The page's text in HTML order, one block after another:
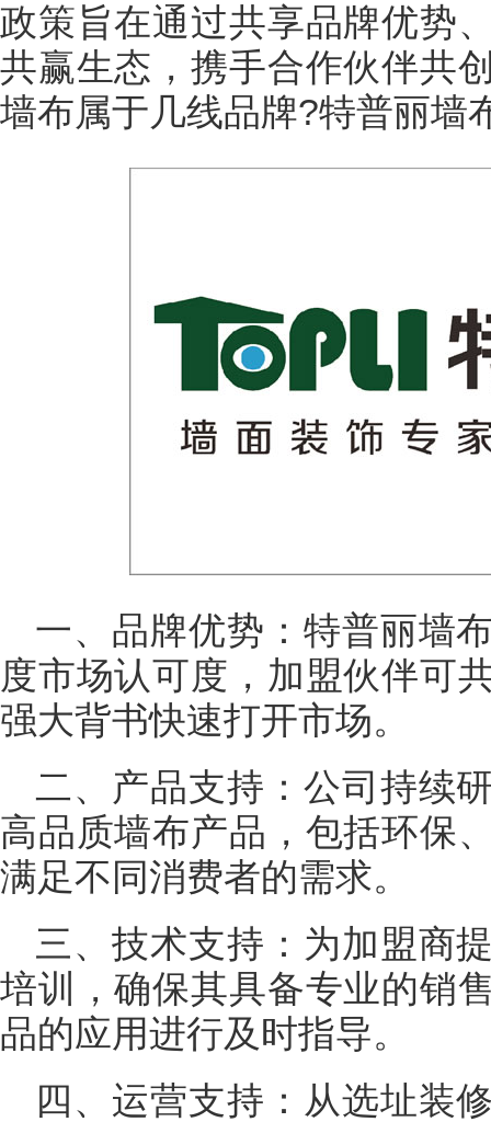
政策旨在通过共享品牌优势
共赢生态，携手合作伙伴共
墙布属于几线品牌?特普丽墙
一、品牌优势：特普丽墙
度市场认可度，加盟伙伴可
强大背书快速打开市场。
二、产品支持：公司持续
高品质墙布产品，包括环保
满足不同消费者的需求。
三、技术支持：为加盟商
培训，确保其具备专业的销
品的应用进行及时指导。
四、运营支持：从选址装
端访谈
木门营